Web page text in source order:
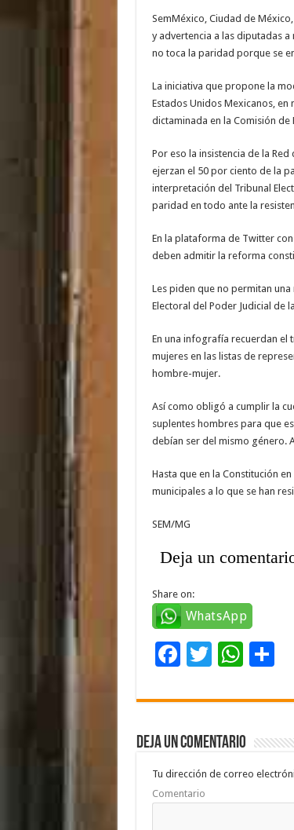
SemMéxico, Ciudad de
y advertencia a las diputadas
no toca la paridad porque se
La iniciativa que propone la
Estados Unidos Mexicanos,
dictaminada en la Comisión de
Por eso la insistencia de la
ejerzan el 50 por ciento de la
interpretación del Tribunal
paridad en todo ante la
En la plataforma de Twitter
deben admitir la reforma
Les piden que no permitan
Electoral del Poder Judicial de
En una infografía recuerdan el
mujeres en las listas de
hombre-mujer.
Así como obligó a cumplir la
suplentes hombres para que
debían ser del mismo género.
Hasta que en la Constitución
municipales a lo que se han
SEM/MG
Deja un
Share on:
WhatsApp
F
e
b
o
o
k
T
tt
er
W
at
sA
p
p
C
ti
r
Deja un comentario
Tu dirección de correo
Comentario